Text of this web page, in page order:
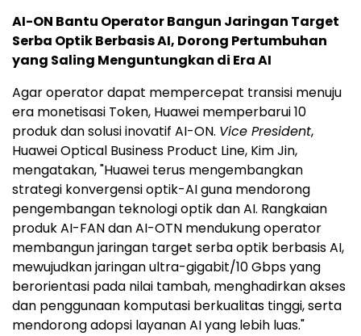
AI-ON Bantu Operator Bangun Jaringan Target
Serba Optik Berbasis AI, Dorong Pertumbuhan
yang Saling Menguntungkan di Era AI
Agar operator dapat mempercepat transisi menuju
era monetisasi Token, Huawei memperbarui 10
produk dan solusi inovatif AI-ON. Vice President,
Huawei Optical Business Product Line, Kim Jin,
mengatakan, "Huawei terus mengembangkan
strategi konvergensi optik-AI guna mendorong
pengembangan teknologi optik dan AI. Rangkaian
produk AI-FAN dan AI-OTN mendukung operator
membangun jaringan target serba optik berbasis AI,
mewujudkan jaringan ultra-gigabit/10 Gbps yang
berorientasi pada nilai tambah, menghadirkan akses
dan penggunaan komputasi berkualitas tinggi, serta
mendorong adopsi layanan AI yang lebih luas."